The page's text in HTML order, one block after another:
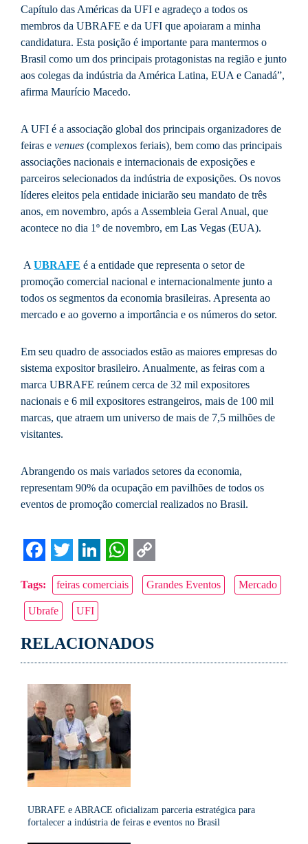
Capítulo das Américas da UFI e agradeço a todos os
membros da UBRAFE e da UFI que apoiaram a minha
candidatura. Esta posição é importante para mantermos o
Brasil como um dos principais protagonistas na região e junto
aos colegas da indústria da América Latina, EUA e Canadá”,
afirma Maurício Macedo.
A UFI é a associação global dos principais organizadores de
feiras e venues (complexos feriais), bem como das principais
associações nacionais e internacionais de exposições e
parceiros selecionados da indústria de exposições. Os novos
líderes eleitos pela entidade iniciarão seu mandato de três
anos, em novembro, após a Assembleia Geral Anual, que
acontece no dia 1º de novembro, em Las Vegas (EUA).
A UBRAFE é a entidade que representa o setor de
promoção comercial nacional e internacionalmente junto a
todos os segmentos da economia brasileiras. Apresenta ao
mercado e ao governo a importância e os números do setor.
Em seu quadro de associados estão as maiores empresas do
sistema expositor brasileiro. Anualmente, as feiras com a
marca UBRAFE reúnem cerca de 32 mil expositores
nacionais e 6 mil expositores estrangeiros, mais de 100 mil
marcas, que atraem um universo de mais de 7,5 milhões de
visitantes.
Abrangendo os mais variados setores da economia,
representam 90% da ocupação em pavilhões de todos os
eventos de promoção comercial realizados no Brasil.
Facebook
Twitter
LinkedIn
WhatsApp
Copy
Link
Tags: feiras comerciais Grandes Eventos Mercado
Ubrafe UFI
RELACIONADOS
UBRAFE e ABRACE oficializam parceria estratégica para
fortalecer a indústria de feiras e eventos no Brasil